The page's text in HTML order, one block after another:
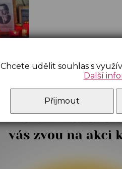
Chcete udělit souhlas s
Další
Přijmout